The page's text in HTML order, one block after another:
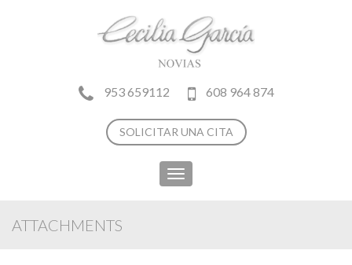
953 659112 608 964 874
SOLICITAR UNA CITA
Toggle
navigation
ATTACHMENTS